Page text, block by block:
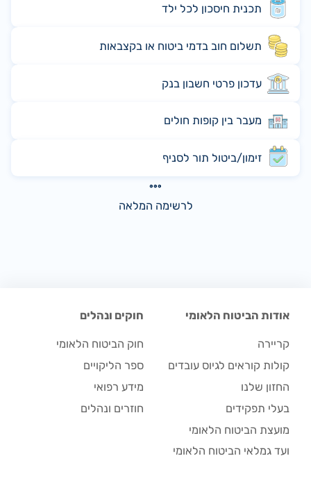
תכנית חיסכון לכל ילד
תשלום חוב בדמי ביטוח או בקצבאות
עדכון פרטי חשבון בנק
מעבר בין קופות חולים
זימון/ביטול תור לסניף
לרשימה המלאה
אודות הביטוח הלאומי
קריירה
קולות קוראים לגיוס עובדים
החזון שלנו
בעלי תפקידים
מועצת הביטוח הלאומי
ועד גמלאי הביטוח הלאומי
חוקים ונהלים
חוק הביטוח הלאומי
ספר הליקויים
מידע רפואי
חוזרים ונהלים